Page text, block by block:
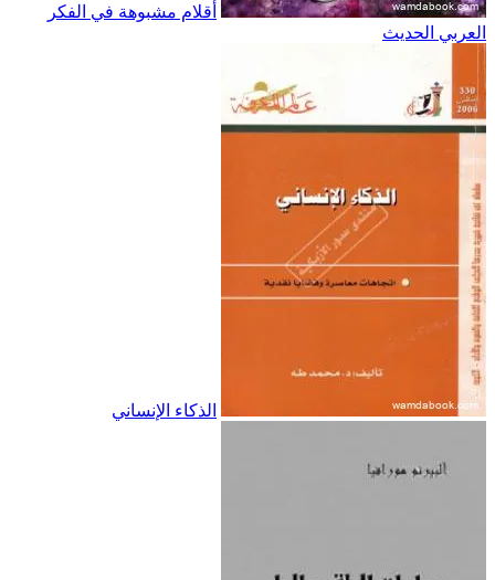
أقلام مشبوهة في الفكر
العربي الحديث
الذكاء الإنساني